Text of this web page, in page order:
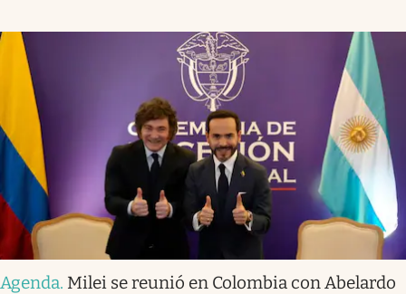
Agenda. Milei se reunió en Colombia con Abelardo